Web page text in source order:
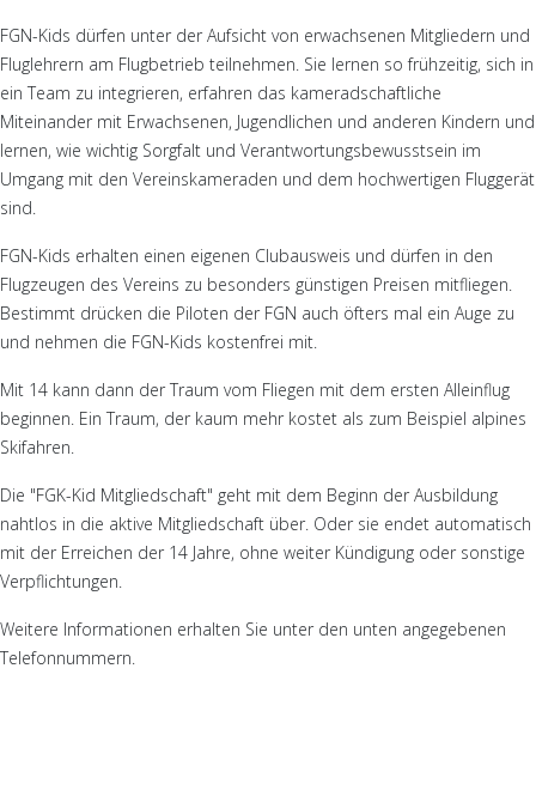
FGN-Kids dürfen unter der Aufsicht von erwachsenen Mitgliedern und
Fluglehrern am Flugbetrieb teilnehmen. Sie lernen so frühzeitig, sich in
ein Team zu integrieren, erfahren das kameradschaftliche
Miteinander mit Erwachsenen, Jugendlichen und anderen Kindern und
lernen, wie wichtig Sorgfalt und Verantwortungsbewusstsein im
Umgang mit den Vereinskameraden und dem hochwertigen Fluggerät
sind.
FGN-Kids erhalten einen eigenen Clubausweis und dürfen in den
Flugzeugen des Vereins zu besonders günstigen Preisen mitfliegen.
Bestimmt drücken die Piloten der FGN auch öfters mal ein Auge zu
und nehmen die FGN-Kids kostenfrei mit.
Mit 14 kann dann der Traum vom Fliegen mit dem ersten Alleinflug
beginnen. Ein Traum, der kaum mehr kostet als zum Beispiel alpines
Skifahren.
Die "FGK-Kid Mitgliedschaft" geht mit dem Beginn der Ausbildung
nahtlos in die aktive Mitgliedschaft über. Oder sie endet automatisch
mit der Erreichen der 14 Jahre, ohne weiter Kündigung oder sonstige
Verpflichtungen.
Weitere Informationen erhalten Sie unter den unten angegebenen
Telefonnummern.